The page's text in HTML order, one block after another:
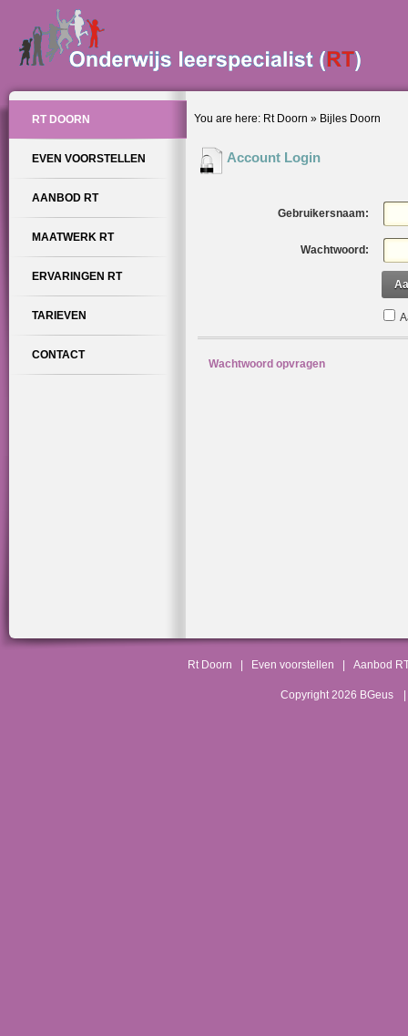
RT DOORN
EVEN VOORSTELLEN
AANBOD RT
MAATWERK RT
ERVARINGEN RT
TARIEVEN
CONTACT
You are here: Rt Doorn » Bijles Doorn
Account Login
Gebruikersnaam:
Wachtwoord:
Wachtwoord opvragen
Rt Doorn Even voorstellen Aanbod
Copyright 2026 BGeus